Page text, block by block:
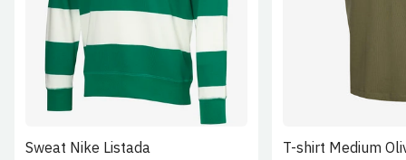
Sweat Nike Listada T-shirt Medium